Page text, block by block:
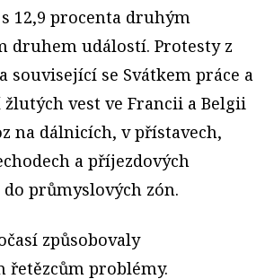
12,9 procenta druhým
druhem událostí. Protesty z
související se Svátkem práce a
vest ve Francii a Belgii
na dálnicích, v přístavech,
a příjezdových
průmyslových zón.
způsobovaly
řetězcům problémy.